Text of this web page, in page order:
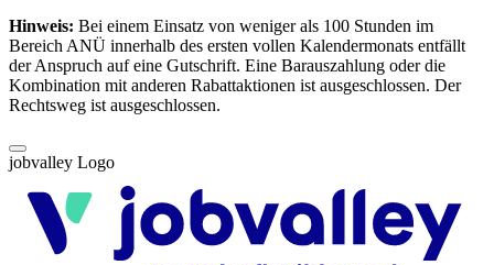
Hinweis: Bei einem Einsatz von weniger als 100 Stunden im
Bereich ANÜ innerhalb des ersten vollen Kalendermonats entfällt
der Anspruch auf eine Gutschrift. Eine Barauszahlung oder die
Kombination mit anderen Rabattaktionen ist ausgeschlossen. Der
Rechtsweg ist ausgeschlossen.
jobvalley Logo